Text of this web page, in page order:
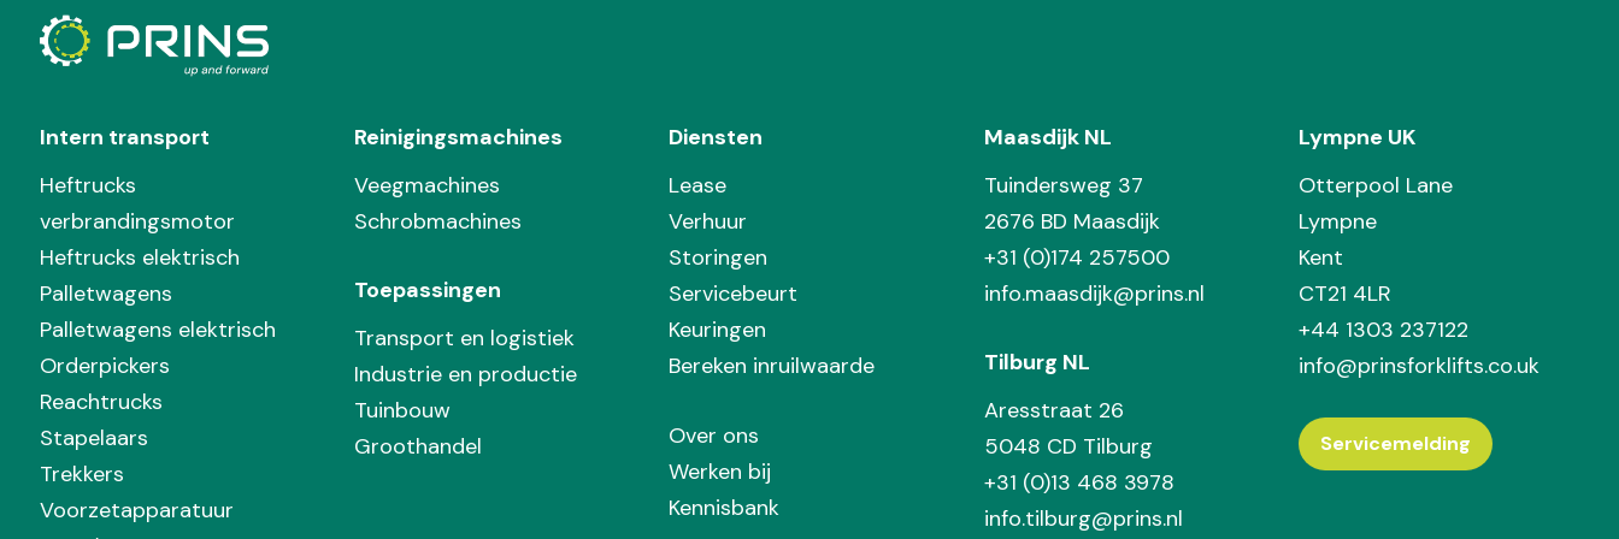
Intern transport
Heftrucks
verbrandingsmotor
Heftrucks elektrisch
Palletwagens
Palletwagens elektrisch
Orderpickers
Reachtrucks
Stapelaars
Trekkers
Voorzetapparatuur
Reinigingsmachines
Veegmachines
Schrobmachines
Toepassingen
Transport en logistiek
Industrie en productie
Tuinbouw
Groothandel
Diensten
Lease
Verhuur
Storingen
Servicebeurt
Keuringen
Bereken inruilwaarde
Over ons
Werken bij
Kennisbank
Maasdijk NL
Tuindersweg 37
2676 BD Maasdijk
+31 (0)174 257500
info.maasdijk@prins.nl
Tilburg NL
Aresstraat 26
5048 CD Tilburg
+31 (0)13 468 3978
info.tilburg@prins.nl
Lympne UK
Otterpool Lane
Lympne
Kent
CT21 4LR
+44 1303 237122
info@prinsforklifts.co.uk
Servicemelding